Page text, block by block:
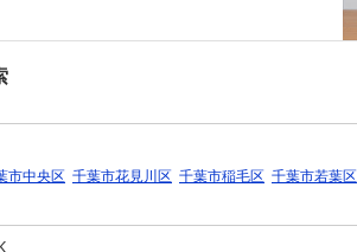
市中央区 千葉市花見川区 千葉市稲毛区 千葉市若葉区